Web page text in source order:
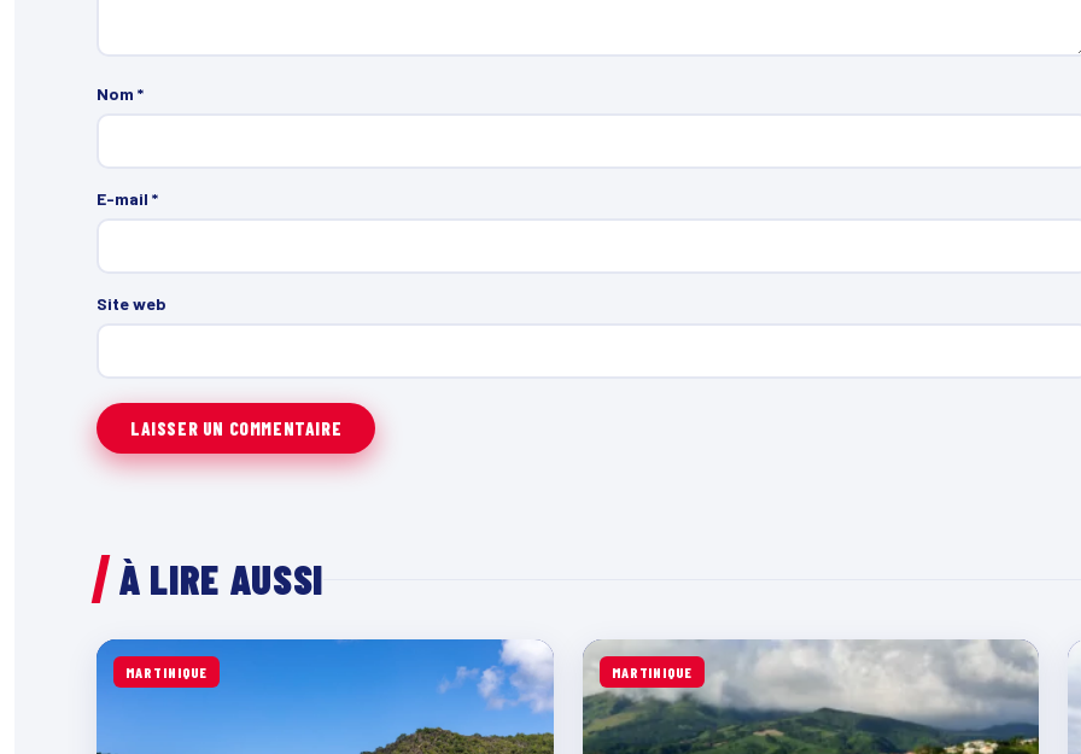
Nom *
E-mail *
Site web
À LIRE AUSSI
MARTINIQUE MARTINIQUE